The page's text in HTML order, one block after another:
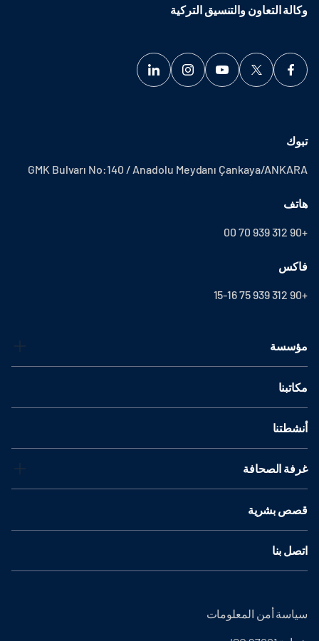
وكالة التعاون والتنسيق التركية
تبوك
GMK Bulvarı No:140 / Anadolu Meydanı Çankaya/ANKARA
هاتف
+90 312 939 70 00
فاكس
+90 312 939 75 15-16
مؤسسة
مكاتبنا
أنشطتنا
غرفة الصحافة
قصص بشرية
اتصل بنا
سياسة أمن المعلومات